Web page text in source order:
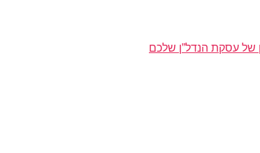
של עסקת הנדל”ן שלכם